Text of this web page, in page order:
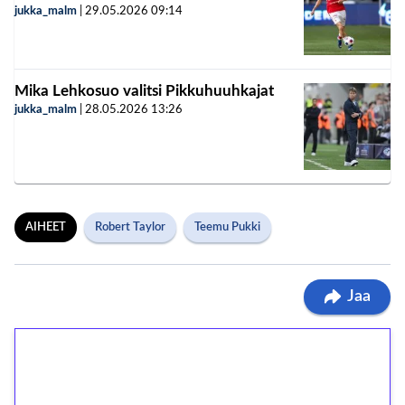
jukka_malm 29.05.2026 09:14
Mika Lehkosuo valitsi Pikkuhuuhkajat
jukka_malm 28.05.2026 13:26
AIHEET Robert Taylor Teemu Pukki
Jaa